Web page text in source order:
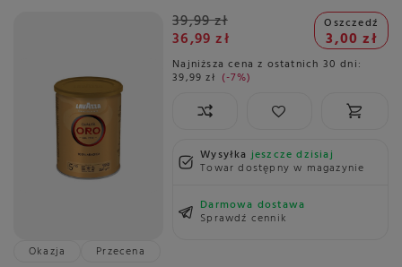
39,99 zł
36,99 zł
Oszczedź
3,00 zł
Najniższa cena z ostatnich 30 dni:
39,99 zł -7%
Wysyłkajeszcze dzisiaj
Towar dostępny w magazynie
Darmowa dostawa
Sprawdź cennik
Okazja
Przecena